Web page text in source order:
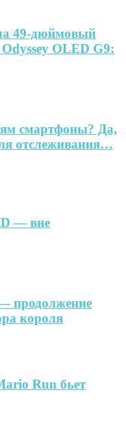
49-дюймовый
OLED G9:
смартфоны? Да,
отслеживания…
— вне
продолжение
короля
Run бьет